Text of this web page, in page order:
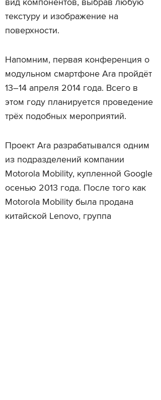
вид компонентов, выбрав любую
текстуру и изображение на
поверхности.
Напомним, первая конференция о
модульном смартфоне Ara пройдёт
13–14 апреля 2014 года. Всего в
этом году планируется проведение
трёх подобных мероприятий.
Проект Ara разрабатывался одним
из подразделений компании
Motorola Mobility, купленной Google
осенью 2013 года. После того как
Motorola Mobility была продана
китайской Lenovo, группа